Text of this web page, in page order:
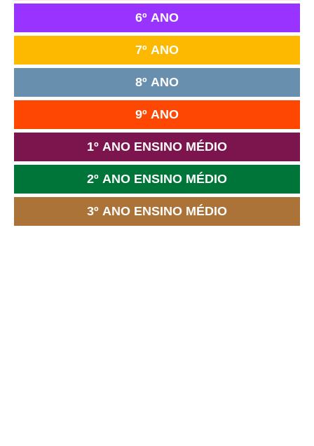
6º ANO
7º ANO
8º ANO
9º ANO
1º ANO ENSINO MÉDIO
2º ANO ENSINO MÉDIO
3º ANO ENSINO MÉDIO